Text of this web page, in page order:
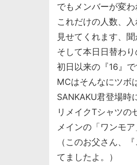
でもメンバーが変
これだけの人数、
見せてくれます、
そして本日日替わり
初日以来の『16』
MCはそんなにツボ
SANKAKU君登場時
リメイクTシャツの
メインの「ワンモ
（このお父さん、
てましたよ。）